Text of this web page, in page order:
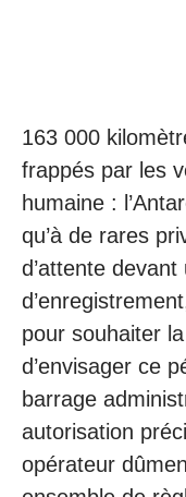
163 000
frappés par les
humaine :
qu’à de rares
d’attente
pour souhaiter
d’envisager ce
barrage
autorisation
opérateur